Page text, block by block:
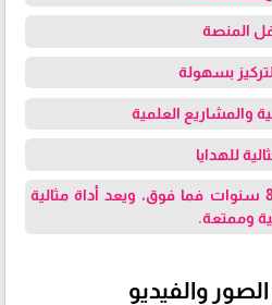
المنصة
بسهولة
والمشاريع العلمية
للهدايا
مناسب للأطفال من عمر 8 سنوات فما فوق، ويعد أداة مثالية
وممتعة.
والفيديو